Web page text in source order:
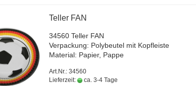
Tel­ler FAN
34560 Tel­ler FAN
Ver­pa­ckung: Po­ly­beu­tel mit Kopf­leis­te
Ma­te­ri­al: Pa­pier, Pappe
Art.Nr.: 34560
Lieferzeit:
ca. 3-4 Tage